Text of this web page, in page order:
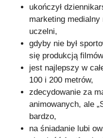
ukończył
marketing
uczelni,
gdyby nie był
się produkcją
jest najlepszy w
100 i 200 metrów,
zdecydowanie za
animowanych, ale
bardzo,
na śniadanie lubi